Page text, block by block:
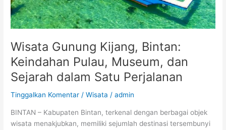
Wisata Gunung Kijang, Bintan:
Keindahan Pulau, Museum, dan
Sejarah dalam Satu Perjalanan
Tinggalkan Komentar /Wisata /admin
BINTAN – Kabupaten Bintan, terkenal dengan berbagai objek
wisata menakjubkan, memiliki sejumlah destinasi tersembunyi
dalam
Satu
Perjalanan